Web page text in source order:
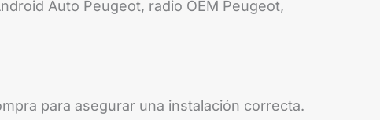
Auto Peugeot, radio OEM Peugeot,
para asegurar una instalación correcta.